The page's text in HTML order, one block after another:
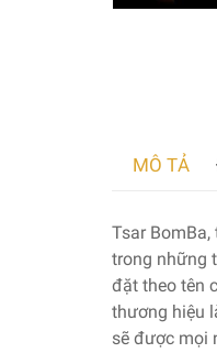
MÔ TẢ
Tsar
trong những
đặt theo tên
thương hiệu
sẽ được mọi